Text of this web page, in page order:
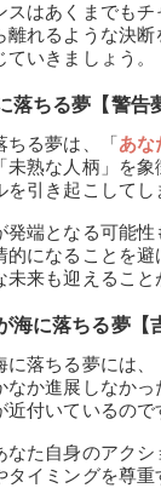
スはあくまでも
離れるような決
いきましょう。
落ちる夢【警告
ちる夢は、「あな
未熟な人柄」を
を引き起こしてし
発端となる可能
的になることを
未来も迎えること
海に落ちる夢【
に落ちる夢には、
なか進展しなか
付いているので
なた自身のアク
タイミングを尊